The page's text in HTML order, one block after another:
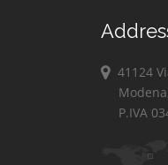
41124
P.IVA